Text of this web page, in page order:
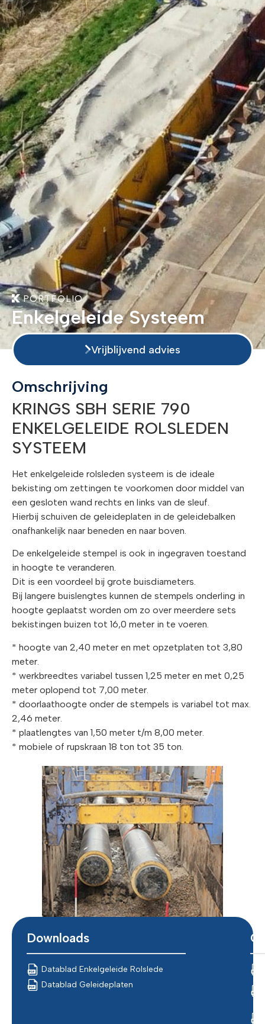
PORTFOLIO
Enkelgeleide Systeem
Vrijblijvend advies
Omschrijving
KRINGS SBH SERIE 790
ENKELGELEIDE ROLSLEDEN
SYSTEEM
Het enkelgeleide rolsleden systeem is de ideale
bekisting om zettingen te voorkomen door middel van
een gesloten wand rechts en links van de sleuf.
Hierbij schuiven de geleideplaten in de geleidebalken
onafhankelijk naar beneden en naar boven.
De enkelgeleide stempel is ook in ingegraven toestand
in hoogte te veranderen.
Dit is een voordeel bij grote buisdiameters.
Bij langere buislengtes kunnen de stempels onderling in
hoogte geplaatst worden om zo over meerdere sets
bekistingen buizen tot 16,0 meter in te voeren.
* hoogte van 2,40 meter en met opzetplaten tot 3,80
meter.
* werkbreedtes variabel tussen 1,25 meter en met 0,25
meter oplopend tot 7,00 meter.
* doorlaathoogte onder de stempels is variabel tot max.
2,46 meter.
* plaatlengtes van 1,50 meter t/m 8,00 meter.
* mobiele of rupskraan 18 ton tot 35 ton.
Downloads
Datablad Enkelgeleide Rolslede
Datablad Geleideplaten